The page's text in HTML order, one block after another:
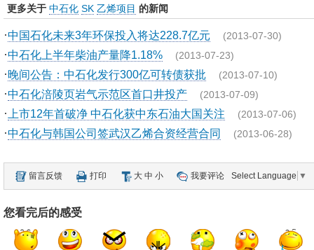
更多关于 中石化 SK 乙烯项目 的新闻
·中国石化未来3年环保投入将达228.7亿元 (2013-07-30)
·中石化上半年柴油产量降1.18% (2013-07-23)
·晚间公告：中石化发行300亿可转债获批 (2013-07-10)
·中石化涪陵页岩气示范区首口井投产 (2013-07-09)
· 上市12年首破净 中石化获中东石油大国关注 (2013-07-06)
·中石化与韩国公司签武汉乙烯合资经营合同 (2013-06-28)
留言反馈 打印 大 中 小 我要评论 Select Language ▼
您看完后的感受